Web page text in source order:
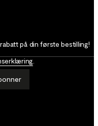
på din første bestilling!